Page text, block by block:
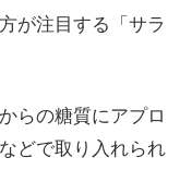
が注目する「サラ
らの糖質にアプロ
どで取り入れられ